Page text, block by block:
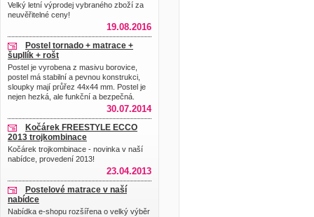
Velký letní výprodej vybraného zboží za
neuvěřitelné ceny!
19.08.2016
Postel tornado + matrace +
šupllík + rošt
Postel je vyrobena z masivu borovice,
postel má stabilní a pevnou konstrukci,
sloupky mají průřez 44x44 mm. Postel je
nejen hezká, ale funkční a bezpečná.
30.07.2014
Kočárek FREESTYLE ECCO
2013 trojkombinace
Kočárek trojkombinace - novinka v naší
nabídce, provedení 2013!
23.04.2013
Postelové matrace v naší
nabídce
Nabídka e-shopu rozšířena o velký výběr